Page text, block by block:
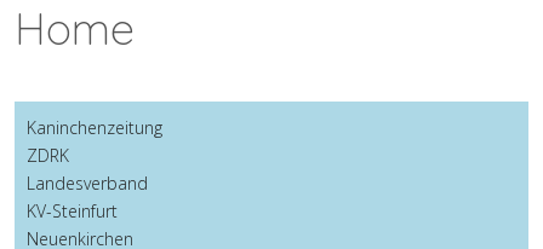
Home
Kaninchenzeitung
ZDRK
Landesverband
KV-Steinfurt
Neuenkirchen